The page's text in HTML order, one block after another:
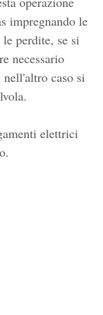
impregnando le
perdite, se si
necessario
caso si
elettrici